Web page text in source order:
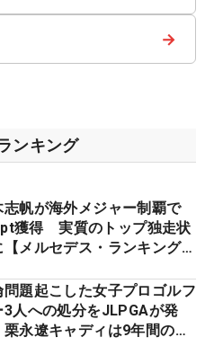
→
ンキング
志帆が海外メジャー制覇で
獲得 実質のトップ独走状
【メルセデス・ランキング番
問題起こした女子プロゴルフ
3人への処分をJLPGAが発
永遼キャディは9年間の立